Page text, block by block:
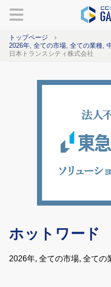
トップページ
2026年, 全ての市場, 全ての業種,
日本トランスシティ株式会社
ホットワード
2026年, 全ての市場, 全ての